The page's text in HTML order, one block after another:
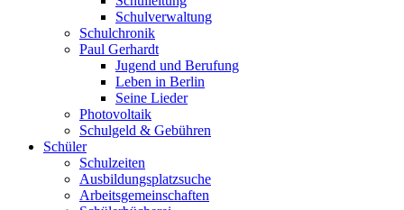
Schulverwaltung
Schulchronik
Paul Gerhardt
Jugend und Berufung
Leben in Berlin
Seine Lieder
Photovoltaik
Schulgeld & Gebühren
Schüler
Schulzeiten
Ausbildungsplatzsuche
Arbeitsgemeinschaften